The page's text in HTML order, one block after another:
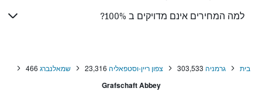
מלונות בלימסול
למה המחירים אינם מדויקים ב 100%?
בית גרמניה 303,533 צפון ריין-וסטפאליה 23,316 שמאלנברג 466
Grafschaft Abbey